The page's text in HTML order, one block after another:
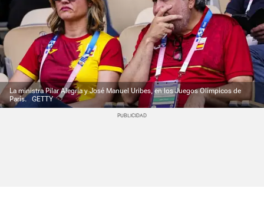
La ministra Pilar Alegría y José Manuel Uribes, en los Juegos Olímpicos de
París.
GETTY